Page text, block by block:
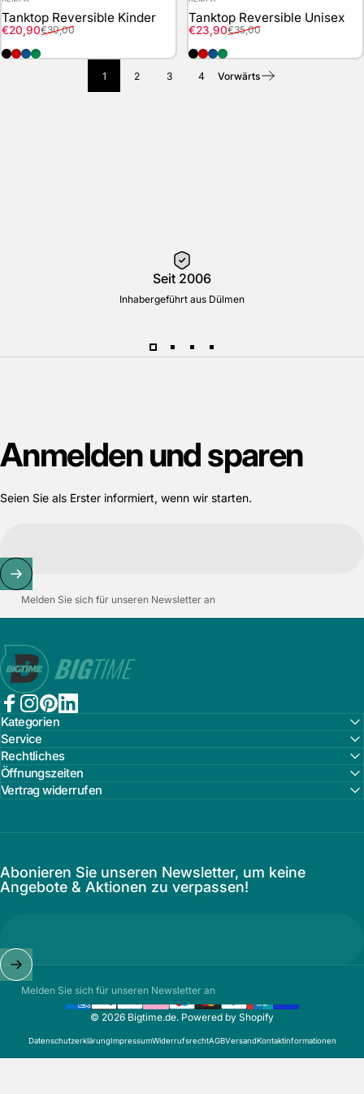
Tanktop Reversible Kinder
Verkaufspreis
€20,90
Normaler Preis
€30,00
schwarz-weiss
rot-weiss
royal-weiss
gruen-weiss
Tanktop Reversible Unisex
Verkaufspreis
€23,90
Normaler Preis
€35,00
schwarz-weiss
rot-weiss
royal-weiss
gruen-weiss
1 2 3 4 Vorwärts
Seit 2006
Inhabergeführt aus Dülmen
Anmeldenundsparen
Seien Sie als Erster informiert, wenn wir starten.
Melden Sie sich für unseren Newsletter an
Bigtime.de
Facebook
Instagram
PinterestLinkedIn
Kategorien
Service
Rechtliches
Öffnungszeiten
Vertrag widerrufen
Abonieren Sie unseren Newsletter, um keine
Angebote & Aktionen zu verpassen!
Melden Sie sich für unseren Newsletter an
© 2026 Bigtime.de. Powered by Shopify
DatenschutzerklärungImpressumWiderrufsrechtAGBVersandKontaktinformationen